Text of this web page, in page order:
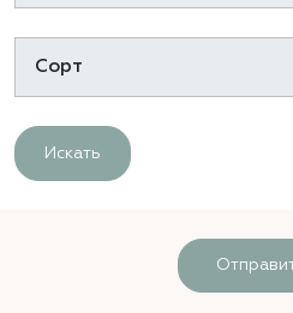
Искать